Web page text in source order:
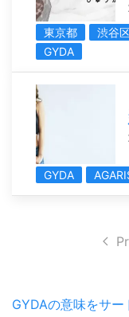
東京都
渋谷
GYDA
GYDA
GYDAの意味をサー